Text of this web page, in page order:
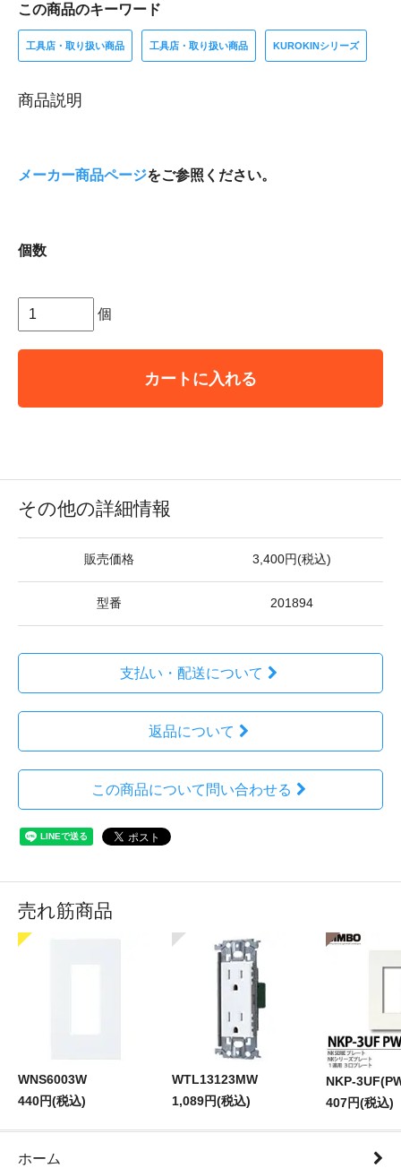
この商品のキーワード
工具店・取り扱い商品 工具店・取り扱い商品 KUROKINシリーズ
商品説明
メーカー商品ページをご参照ください。
個数
個
カートに入れる
その他の詳細情報
販売価格 3,400円(税込)
型番 201894
支払い・配送について
返品について
この商品について問い合わせる
売れ筋商品
WNS6003W
440円(税込)
WTL13123MW
1,089円(税込)
NKP-
407円(税込)
ホーム